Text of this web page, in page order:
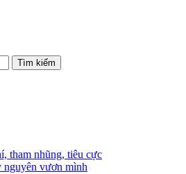
Tìm kiếm
tham nhũng, tiêu cực
vươn mình